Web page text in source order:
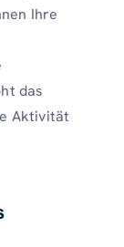
Ihre
das
Aktivität